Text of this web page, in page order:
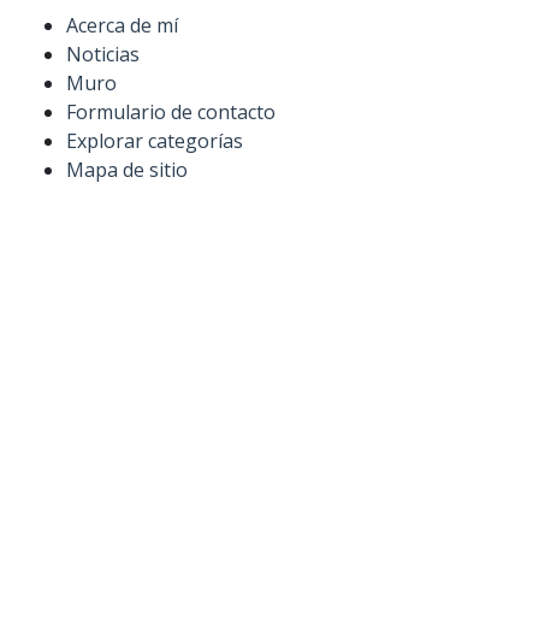
Acerca de mí
Noticias
Muro
Formulario de contacto
Explorar categorías
Mapa de sitio